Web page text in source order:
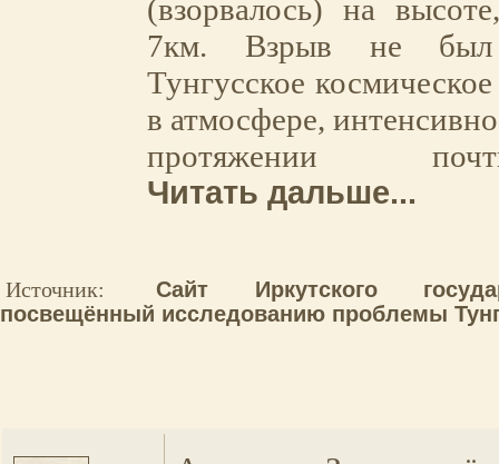
(взорвалось) на
7км. Взрыв не был
Тунгусское
в атмосфере,
протяжении
Читать дальше...
Источник:
Сайт Иркутского
посвещённый исследованию проблемы